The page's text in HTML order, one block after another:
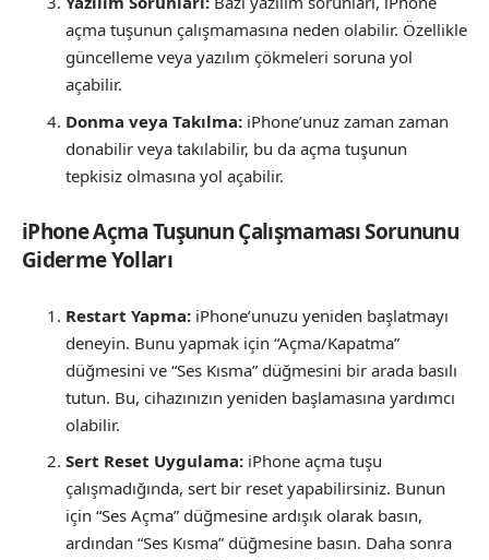
açma tuşunun çalışmamasına neden olabilir. Özellikle
güncelleme veya yazılım çökmeleri soruna yol
açabilir.
Donma veya Takılma: iPhone’unuz zaman zaman
donabilir veya takılabilir, bu da açma tuşunun
tepkisiz olmasına yol açabilir.
iPhone Açma Tuşunun Çalışmaması Sorununu
Giderme Yolları
Restart Yapma: iPhone’unuzu yeniden başlatmayı
deneyin. Bunu yapmak için “Açma/Kapatma”
düğmesini ve “Ses Kısma” düğmesini bir arada basılı
tutun. Bu, cihazınızın yeniden başlamasına yardımcı
olabilir.
Sert Reset Uygulama: iPhone açma tuşu
çalışmadığında, sert bir reset yapabilirsiniz. Bunun
için “Ses Açma” düğmesine ardışık olarak basın,
ardından “Ses Kısma” düğmesine basın. Daha sonra